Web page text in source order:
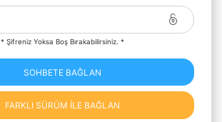
* Şifreniz Yoksa Boş Bırakabilirsiniz. *
SOHBETE BAĞLAN
FARKLI SÜRÜM İLE BAĞLAN